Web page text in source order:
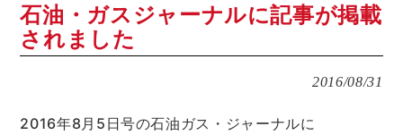
石油・ガスジャーナルに記事が掲載
されました
2016/08/31
2016年8月5日号の石油ガス・ジャーナルに